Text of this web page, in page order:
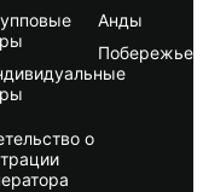
Анды
Побережье
о